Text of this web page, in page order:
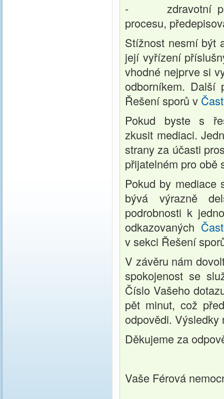
- zdravotní
procesu,
Stížnost nesmí být
její vyřízení
vhodné nejprve si
odborníkem. Další
Řešení sporů v
Pokud byste s
zkusit mediaci.
strany za účasti
přijatelném pro obě
Pokud by mediace
bývá výrazně
podrobnosti k
odkazovaných
v sekci Řešení
V závěru nám
spokojenost se
Číslo Vašeho
pět minut, což
odpovědi. Výsledky
Děkujeme za
Vaše Férová